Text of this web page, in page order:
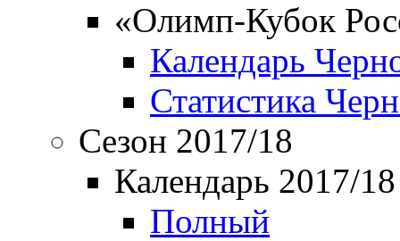
«Олимп-Кубок
Календарь
Статистика
Сезон 2017/18
Календарь 2017/18
Полный